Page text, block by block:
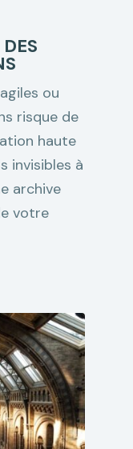
ou
risque de
haute
invisibles à
archive
votre